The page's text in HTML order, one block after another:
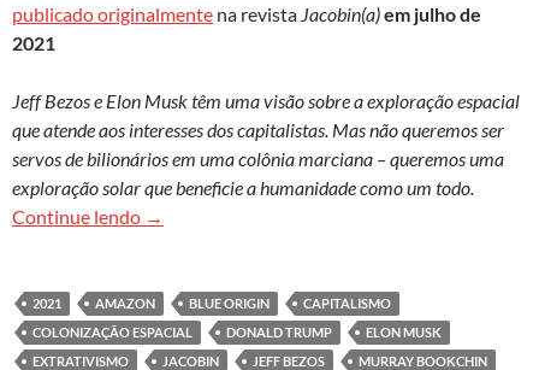
publicado originalmente na revista Jacobin(a)em julho de
2021
Jeff Bezos e Elon Musk têm uma visão sobre a exploração espacial
que atende aos interesses dos capitalistas. Mas não queremos ser
servos de bilionários em uma colônia marciana – queremos uma
exploração solar que beneficie a humanidade como um todo.
Continue lendo Diga sim à exploração do espaço e não ao
→
2021 AMAZON BLUE ORIGIN
CAPITALISMO
COLONIZAÇÃO ESPACIAL
DONALD TRUMP
ELON MUSK
EXTRATIVISMO
JACOBIN JEFF BEZOS
MURRAY BOOKCHIN